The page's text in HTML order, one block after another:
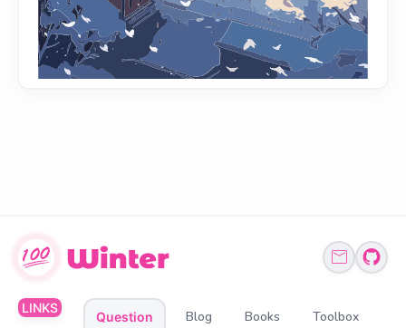
LINKS
Question Blog Books Toolbox